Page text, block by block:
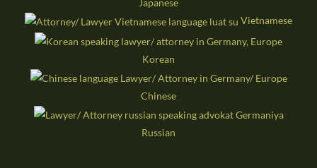
Japanese
Vietnamese
Korean
Chinese
Russian